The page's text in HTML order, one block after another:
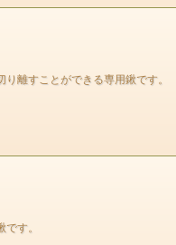
離すことができる専用鍬です。
す。